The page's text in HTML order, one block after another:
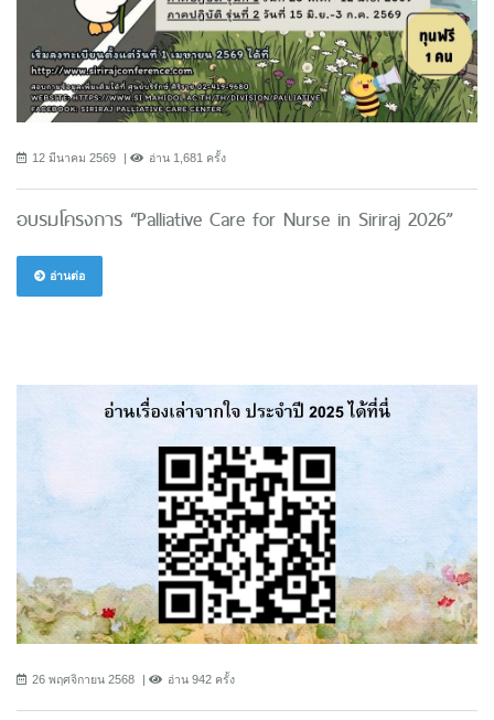
12 มีนาคม 2569 อ่าน 1,681 ครั้ง
อบรมโครงการ “Palliative Care for Nurse in Siriraj 2026”
อ่านต่อ
26 พฤศจิกายน 2568 อ่าน 942 ครั้ง